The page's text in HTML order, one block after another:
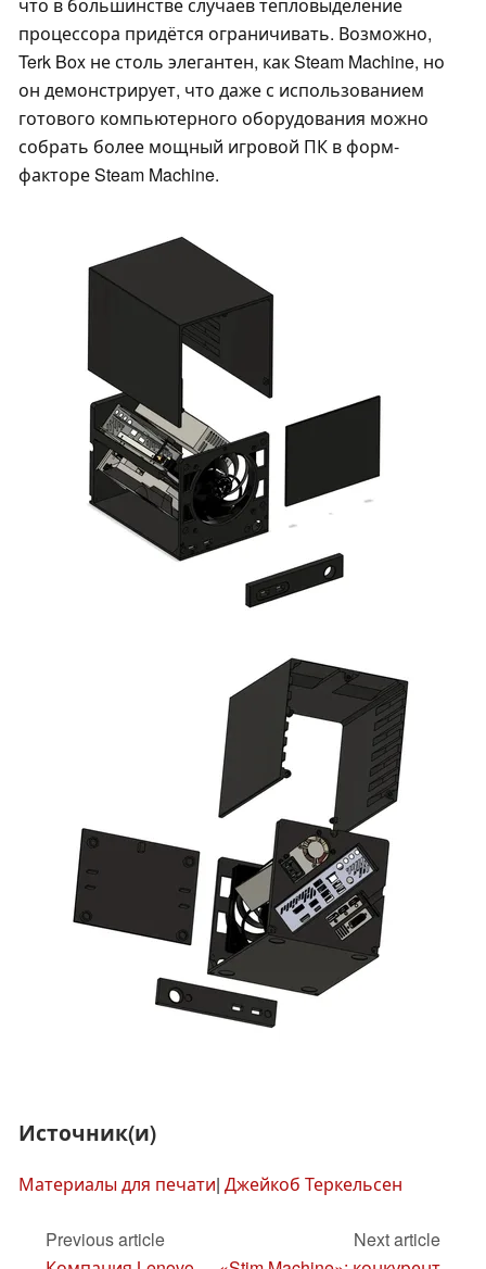
что в большинстве случаев тепловыделение
процессора придётся ограничивать. Возможно,
Terk Box не столь элегантен, как Steam Machine, но
он демонстрирует, что даже с использованием
готового компьютерного оборудования можно
собрать более мощный игровой ПК в форм-
факторе Steam Machine.
Источник(и)
Материалы для печати| Джейкоб Теркельсен
Previous article
Next article